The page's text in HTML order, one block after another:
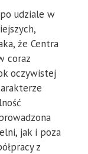
udziale w
że Centra
coraz
oczywistej
jak i poza
z